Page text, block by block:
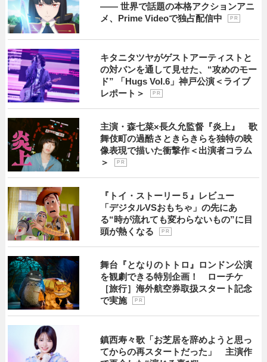
―― 世界で話題の本格アクションアニ
メ、Prime Videoで独占配信中
P R
キタニタツヤがゲストアーティストと
の対バンを通して見せた、“攻めのモー
ド” 「Hugs Vol.6」神戸公演＜ライブ
レポート＞
P R
主演・森七菜×長久允監督『炎上』 歌
舞伎町の過酷さときらきらを独特の映
像表現で描いた衝撃作＜出演者コラム
＞
P R
『トイ・ストーリー５』レビュー
「デジタルVSおもちゃ」の先にあ
る“時が流れても変わらないもの”に目
頭が熱くなる
P R
舞台『となりのトトロ』ロンドン公演
を観劇できる特別企画！ ローチケ
［旅行］海外航空券取扱スタート記念
で実施
P R
鎮西寿々歌「お芝居を辞めようと思っ
てからの再スタートだった」 主演作